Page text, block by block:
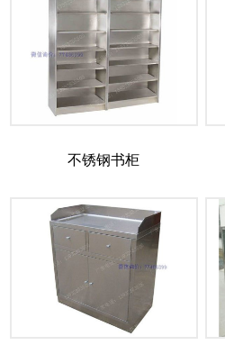
不锈钢书柜